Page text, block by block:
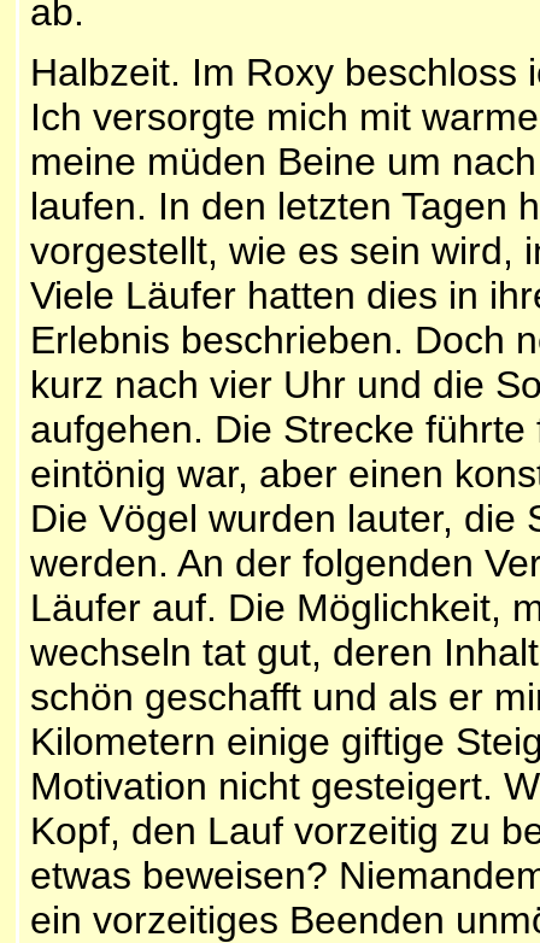
ab.
Halbzeit. Im Roxy beschloss
Ich versorgte mich mit
meine müden Beine um
laufen. In den letzten Tagen
vorgestellt, wie es sein wird,
Viele Läufer hatten dies in
Erlebnis beschrieben. Doch
kurz nach vier Uhr und die
aufgehen. Die Strecke
eintönig war, aber einen
Die Vögel wurden lauter, die
werden. An der folgenden
Läufer auf. Die Möglichkeit,
wechseln tat gut, deren
schön geschafft und als er
Kilometern einige giftige
Motivation nicht gesteigert.
Kopf, den Lauf vorzeitig zu
etwas beweisen?
ein vorzeitiges Beenden